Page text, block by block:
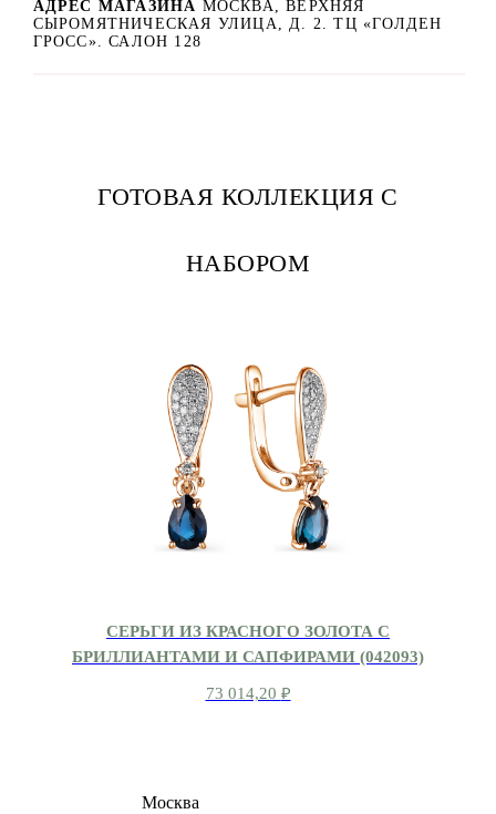
АДРЕС МАГАЗИНА МОСКВА, ВЕРХНЯЯ
СЫРОМЯТНИЧЕСКАЯ УЛИЦА, Д. 2. ТЦ «ГОЛДЕН
ГРОСС». САЛОН 128
ГОТОВАЯ КОЛЛЕКЦИЯ С
НАБОРОМ
СЕРЬГИ ИЗ КРАСНОГО ЗОЛОТА С
БРИЛЛИАНТАМИ И САПФИРАМИ (042093)
73 014,20 ₽
Москва